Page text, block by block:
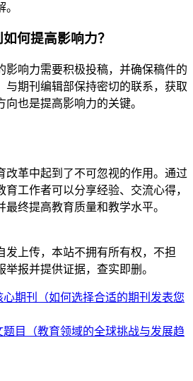
何提高影响力？
影响力需要积极投稿，并确保稿件的
与期刊编辑部保持密切的联系，获取
也是提高影响力的关键。
改革中起到了不可忽视的作用。通过
工作者可以分享经验、交流心得，
终提高教育质量和教学水平。
发上传，本站不拥有所有权，不担
报并提供证据，查实即删。
心期刊（如何选择合适的期刊发表您
题目（教育领域的全球挑战与发展趋